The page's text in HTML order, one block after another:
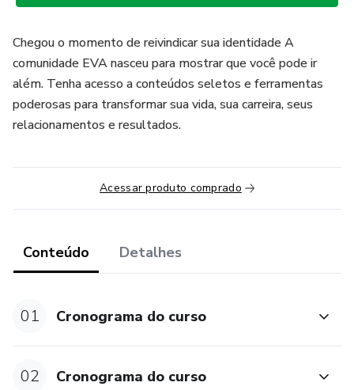
Chegou o momento de reivindicar sua identidade A
comunidade EVA nasceu para mostrar que você pode ir
além. Tenha acesso a conteúdos seletos e ferramentas
poderosas para transformar sua vida, sua carreira, seus
relacionamentos e resultados.
Acessar produto comprado
Conteúdo Detalhes
01 Cronograma do curso
02 Cronograma do curso